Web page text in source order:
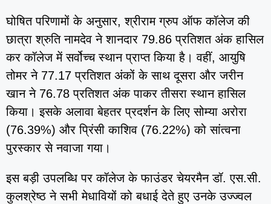
घोषित परिणामों के अनुसार, श्रीराम ग्रुप ऑफ कॉलेज की
छात्रा श्रुति नामदेव ने शानदार 79.86 प्रतिशत अंक हासिल
कर कॉलेज में सर्वोच्च स्थान प्राप्त किया है। वहीं, आयुषि
तोमर ने 77.17 प्रतिशत अंकों के साथ दूसरा और जरीन
खान ने 76.78 प्रतिशत अंक पाकर तीसरा स्थान हासिल
किया। इसके अलावा बेहतर प्रदर्शन के लिए सोम्या अरोरा
(76.39%) और प्रिंसी काशिव (76.22%) को सांत्वना
पुरस्कार से नवाजा गया।
इस बड़ी उपलब्धि पर कॉलेज के फाउंडर चेयरमैन डॉ. एस.सी.
कुलश्रेष्ठ ने सभी मेधावियों को बधाई देते हुए उनके उज्ज्वल